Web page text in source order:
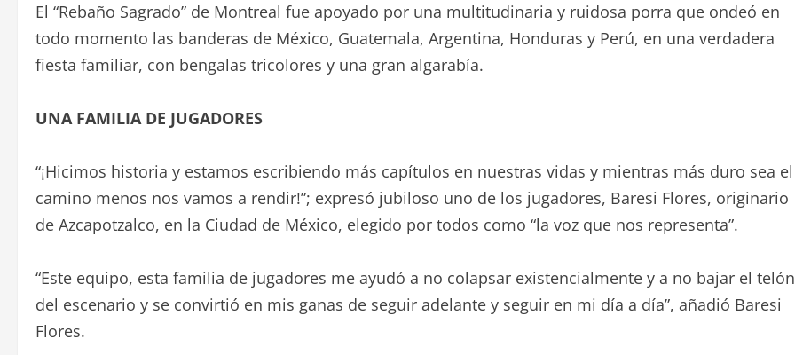
El “Rebaño Sagrado” de Montreal fue apoyado por una multitudinaria y ruidosa porra que ondeó en
todo momento las banderas de México, Guatemala, Argentina, Honduras y Perú, en una verdadera
fiesta familiar, con bengalas tricolores y una gran algarabía.
UNA FAMILIA DE JUGADORES
“¡Hicimos historia y estamos escribiendo más capítulos en nuestras vidas y mientras más duro sea el
camino menos nos vamos a rendir!”; expresó jubiloso uno de los jugadores, Baresi Flores, originario
de Azcapotzalco, en la Ciudad de México, elegido por todos como “la voz que nos representa”.
“Este equipo, esta familia de jugadores me ayudó a no colapsar existencialmente y a no bajar el telón
del escenario y se convirtió en mis ganas de seguir adelante y seguir en mi día a día”, añadió Baresi
Flores.